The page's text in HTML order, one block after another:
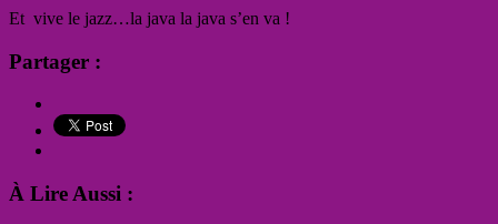
Et vive le jazz…la java la java s’en va !
Partager :
À Lire Aussi :